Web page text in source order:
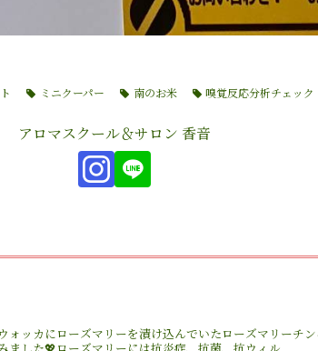
ミニクーパー 南のお米 嗅覚反応分析チェック
アロマスクール＆サロン 香音
ォッカにローズマリーを漬け込んでいたローズマリーチ
した💖ローズマリーには抗炎症、抗菌、抗ウィル...